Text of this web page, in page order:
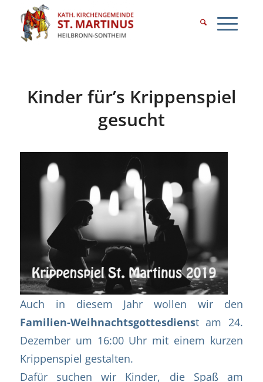
Kinder für’s Krippenspiel
gesucht
Auch in diesem Jahr wollen wir den
Familien-Weihnachtsgottesdienst am 24.
Dezember um 16:00 Uhr mit einem kurzen
Krippenspiel gestalten.
Dafür suchen wir Kinder, die Spaß am